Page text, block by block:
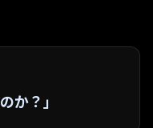
か？」